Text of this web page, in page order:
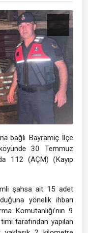
bağlı Bayramiç İlçe
30 Temmuz
112 (AÇM) (Kayıp
şahsa ait 15 adet
yönelik ihbarı
Komutanlığı’nın 9
tarafından yapılan